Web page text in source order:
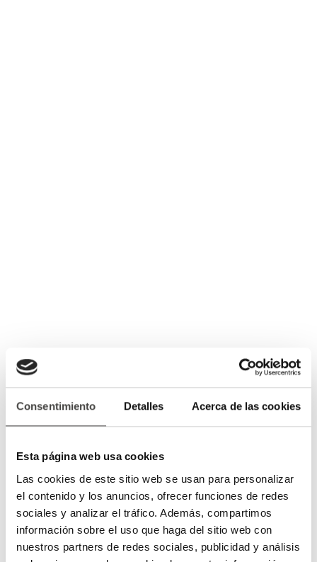
Consentimiento Detalles Acerca de las cookies
Esta página web usa cookies
Las cookies de este sitio web se usan para personalizar
el contenido y los anuncios, ofrecer funciones de redes
sociales y analizar el tráfico. Además, compartimos
información sobre el uso que haga del sitio web con
nuestros partners de redes sociales, publicidad y análisis